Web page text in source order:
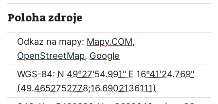
Poloha zdroje
Odkaz na mapy: Mapy.COM,
OpenStreetMap, Google
WGS-84: N 49°27'54.991" E 16°41'24.769"